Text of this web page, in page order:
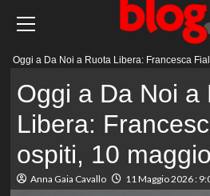
Oggi a Da Noi a Ruota Libera: Francesca
Oggi a Da Noi a
Libera:
ospiti, 10
Anna Gaia Cavallo 11 Maggio 2026 :